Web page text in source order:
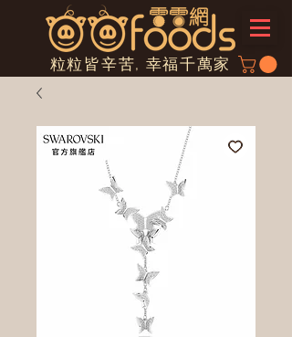
粒粒皆辛苦, 幸福千萬家